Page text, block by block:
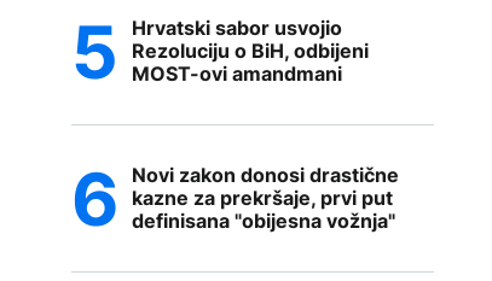
Hrvatski sabor usvojio
Rezoluciju o BiH, odbijeni
MOST-ovi amandmani
Novi zakon donosi drastične
kazne za prekršaje, prvi put
definisana "obijesna vožnja"